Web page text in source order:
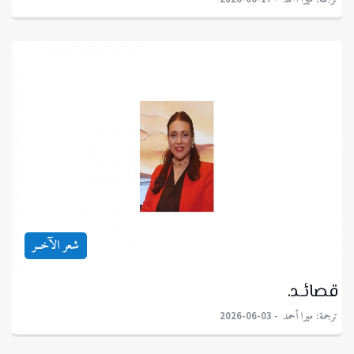
شعر الآخــر
قصائـد.
ترجمة: ميرا أحمد 2026-06-03